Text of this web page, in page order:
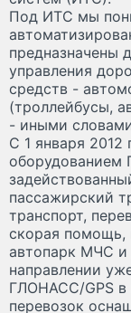
Под ИТС мы
предназначены
управления
средств -
(троллейбусы,
- иными
С 1 января 2012
оборудованием
пассажирский
транспорт,
скорая помощь,
автопарк МЧС
направлении
ГЛОНАСС/GPS в
перевозок